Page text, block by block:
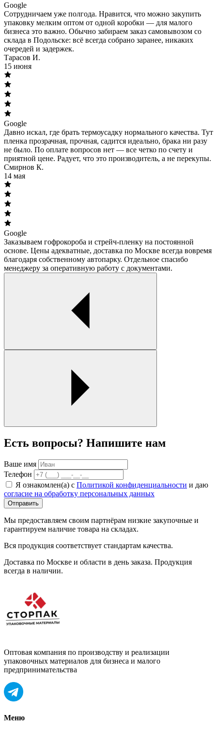
Google
Сотрудничаем уже полгода. Нравится, что можно закупить
упаковку мелким оптом от одной коробки — для малого
бизнеса это важно. Обычно забираем заказ самовывозом со
склада в Подольске: всё всегда собрано заранее, никаких
очередей и задержек.
Тарасов И.
15 июня
Google
Давно искал, где брать термоусадку нормального качества. Тут
пленка прозрачная, прочная, садится идеально, брака ни разу
не было. По оплате вопросов нет — все четко по счету и
приятной цене. Радует, что это производитель, а не перекупы.
Смирнов К.
14 мая
Google
Заказываем гофрокороба и стрейч-пленку на постоянной
основе. Цены адекватные, доставка по Москве всегда вовремя
благодаря собственному автопарку. Отдельное спасибо
менеджеру за оперативную работу с документами.
Есть вопросы? Напишите нам
Ваше имя
Телефон
Я ознакомлен(а) с Политикой конфиденциальности и даю
согласие на обработку персональных данных
Отправить
Мы предоставляем своим партнёрам низкие закупочные и
гарантируем наличие товара на складах.
Вся продукция соответствует стандартам качества.
Доставка по Москве и области в день заказа. Продукция
всегда в наличии.
Оптовая компания по производству и реализации
упаковочных материалов для бизнеса и малого
предпринимательства
Меню